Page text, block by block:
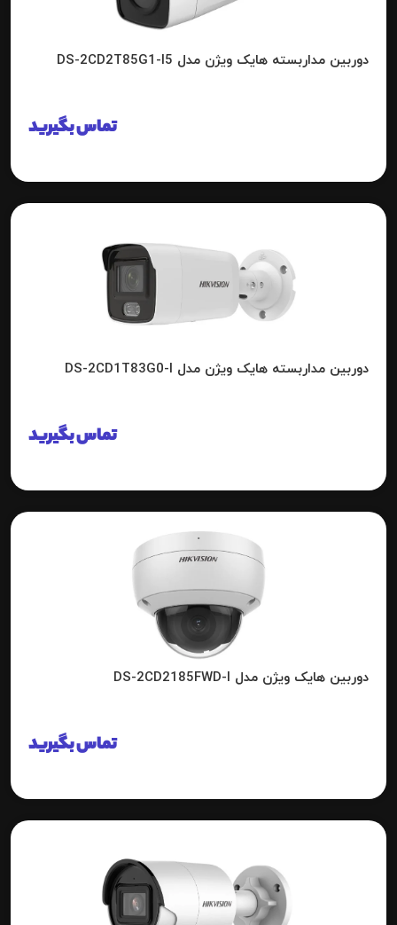
دوربین مداربسته هایک ویژن مدل DS-2CD2T85G1-I5
تماس بگیرید
دوربین مداربسته هایک ویژن مدل DS-2CD1T83G0-I
تماس بگیرید
دوربین هایک ویژن مدل DS-2CD2185FWD-I
تماس بگیرید